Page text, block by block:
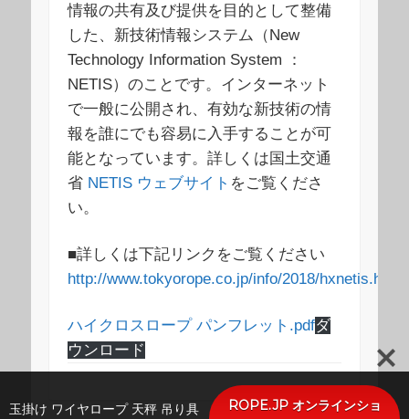
情報の共有及び提供を目的として整備
した、新技術情報システム（New
Technology Information System ：
NETIS）のことです。インターネット
で一般に公開され、有効な新技術の情
報を誰にでも容易に入手することが可
能となっています。詳しくは国土交通
省 NETIS ウェブサイト をご覧くださ
い。
■詳しくは下記リンクをご覧ください
http://www.tokyorope.co.jp/info/2018/hxnetis.html
ハイクロスロープ パンフレット.pdfダ
ウンロード
玉掛け ワイヤロープ 天秤 吊り具 ROPE.JP オンラインショ